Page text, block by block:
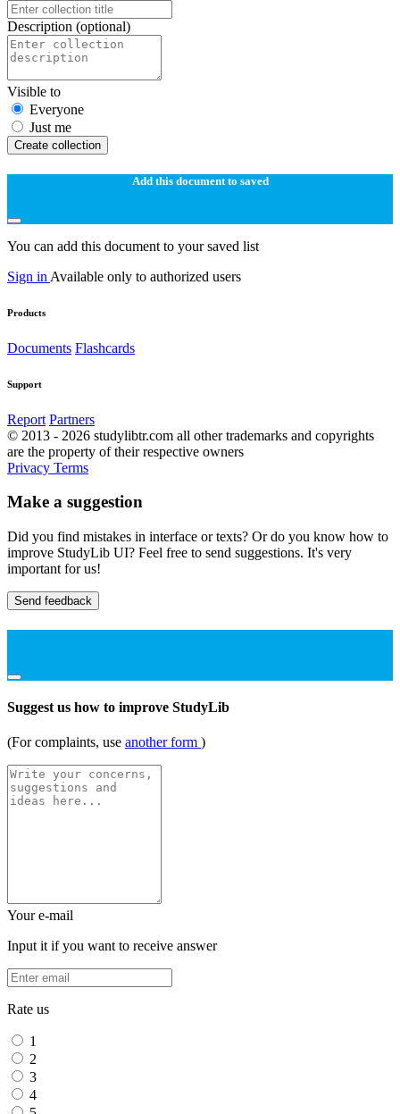
Description (optional)
Visible to
Everyone
Just me
Create collection
Add this document to saved
You can add this document to your saved list
Sign in Available only to authorized users
Products
Documents Flashcards
Support
Report Partners
© 2013 - 2026 studylibtr.com all other trademarks and copyrights
are the property of their respective owners
Privacy Terms
Make a suggestion
Did you find mistakes in interface or texts? Or do you know how to
improve StudyLib UI? Feel free to send suggestions. It's very
important for us!
Send feedback
Suggest us how to improve StudyLib
(For complaints, use another form )
Your e-mail
Input it if you want to receive answer
Rate us
1
2
3
4